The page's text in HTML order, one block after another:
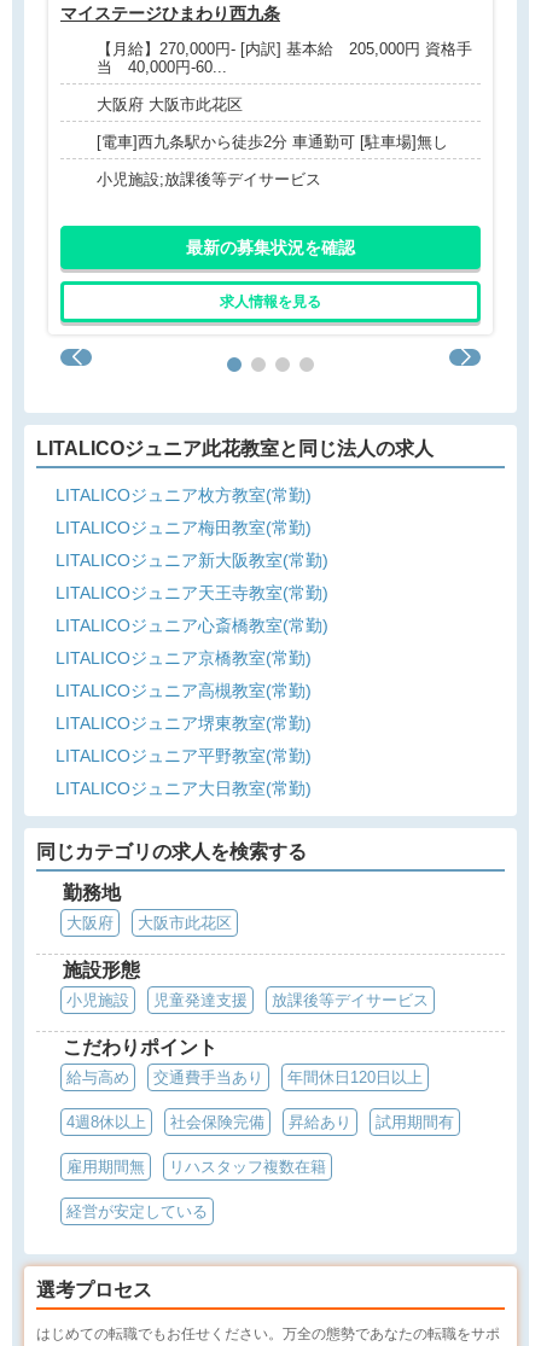
マイステージひまわり西九条
【月給】270,000円- [内訳] 基本給 205,000円 資格手
当 40,000円-60...
大阪府 大阪市此花区
[電車]西九条駅から徒歩2分 車通勤可 [駐車場]無し
小児施設;放課後等デイサービス
最新の募集状況を確認
求人情報を見る
LITALICOジュニア此花教室と同じ法人の求人
LITALICOジュニア枚方教室(常勤)
LITALICOジュニア梅田教室(常勤)
LITALICOジュニア新大阪教室(常勤)
LITALICOジュニア天王寺教室(常勤)
LITALICOジュニア心斎橋教室(常勤)
LITALICOジュニア京橋教室(常勤)
LITALICOジュニア高槻教室(常勤)
LITALICOジュニア堺東教室(常勤)
LITALICOジュニア平野教室(常勤)
LITALICOジュニア大日教室(常勤)
同じカテゴリの求人を検索する
勤務地
大阪府 大阪市此花区
施設形態
小児施設 児童発達支援 放課後等デイサービス
こだわりポイント
給与高め 交通費手当あり 年間休日120日以上
4週8休以上 社会保険完備 昇給あり 試用期間有
雇用期間無 リハスタッフ複数在籍
経営が安定している
選考プロセス
はじめての転職でもお任せください。万全の態勢であなたの転職をサポ